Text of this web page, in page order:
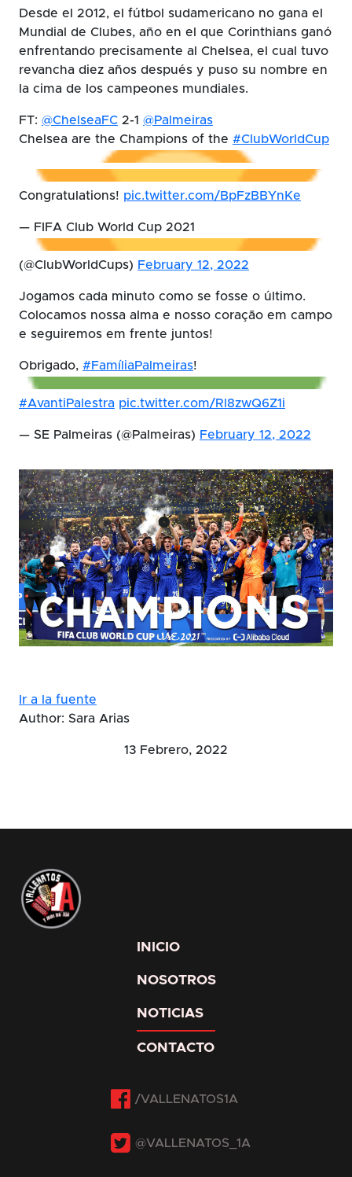
Desde el 2012, el fútbol sudamericano no gana el
Mundial de Clubes, año en el que Corinthians ganó
enfrentando precisamente al Chelsea, el cual tuvo
revancha diez años después y puso su nombre en
la cima de los campeones mundiales.
FT: @ChelseaFC 2-1 @Palmeiras
Chelsea are the Champions of the #ClubWorldCup
Congratulations! pic.twitter.com/BpFzBBYnKe
— FIFA Club World Cup 2021
(@ClubWorldCups) February 12, 2022
Jogamos cada minuto como se fosse o último.
Colocamos nossa alma e nosso coração em campo
e seguiremos em frente juntos!
Obrigado, #FamíliaPalmeiras!
#AvantiPalestra pic.twitter.com/Rl8zwQ6Z1i
— SE Palmeiras (@Palmeiras) February 12, 2022
Ir a la fuente
Author: Sara Arias
13 Febrero, 2022
INICIO
NOSOTROS
NOTICIAS
CONTACTO